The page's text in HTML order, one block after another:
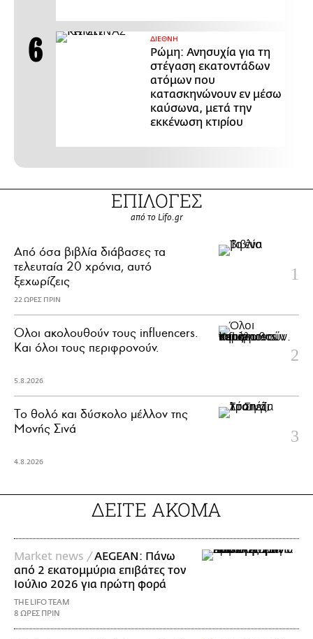
ΔΙΕΘΝΗ
Ρώμη: Ανησυχία για τη
στέγαση εκατοντάδων
ατόμων που
κατασκηνώνουν εν μέσω
καύσωνα, μετά την
εκκένωση κτιρίου
ΕΠΙΛΟΓΕΣ
από το Lifo.gr
Από όσα βιβλία διάβασες τα
τελευταία 20 χρόνια, αυτό
ξεχωρίζεις
22 ΩΡΕΣ ΠΡΙΝ
Όλοι ακολουθούν τους influencers.
Και όλοι τους περιφρονούν.
5.8.2026
Το θολό και δύσκολο μέλλον της
Μονής Σινά
4.8.2026
ΔΕΙΤΕ ΑΚΟΜΑ
Market news /AEGEAN: Πάνω
από 2 εκατομμύρια επιβάτες τον
Ιούλιο 2026 για πρώτη φορά
THE LIFO TEAM
8 ΩΡΕΣ ΠΡΙΝ